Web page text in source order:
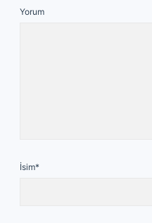
Yorum
İsim*